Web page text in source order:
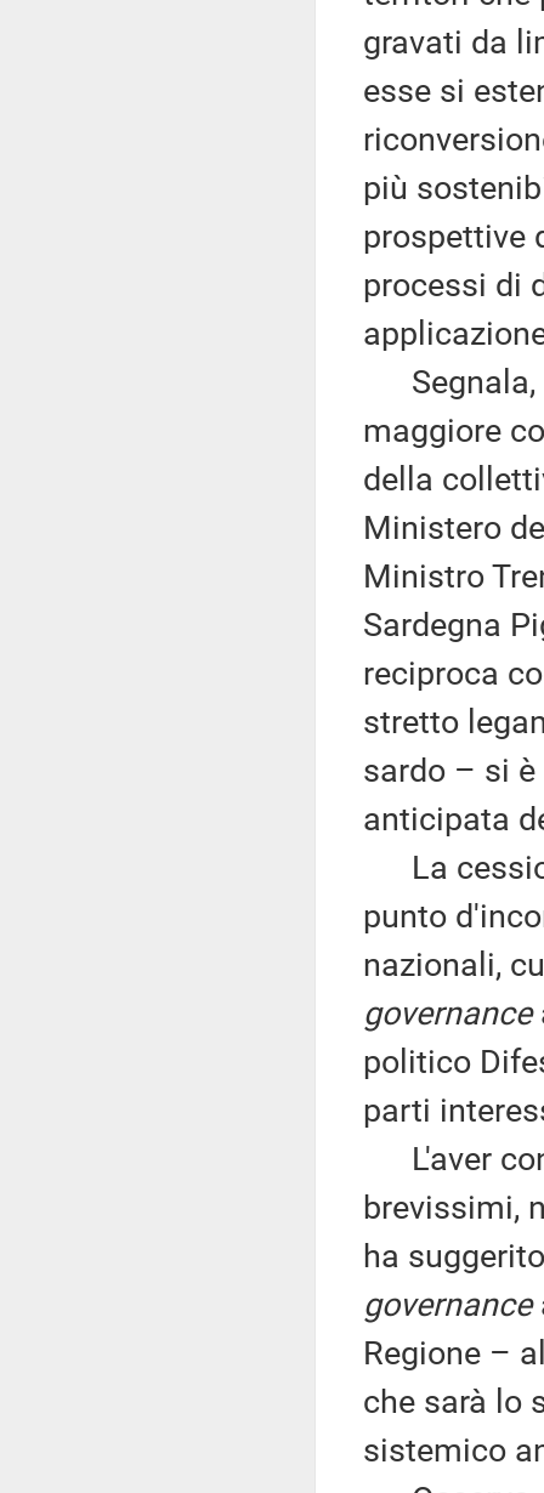
gravati da
esse si
più
prospettive
processi di
Segnala,
maggiore
della
Ministero
Ministro
Sardegna
reciproca
stretto
sardo – si
anticipata
La
punto
nazionali,
governance
politico
parti
L'aver
brevissimi,
ha
governance
Regione –
che sarà lo
sistemico